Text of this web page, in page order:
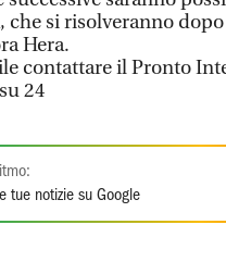
si risolveranno
Hera.
contattare il Pronto
24
tue notizie su Google